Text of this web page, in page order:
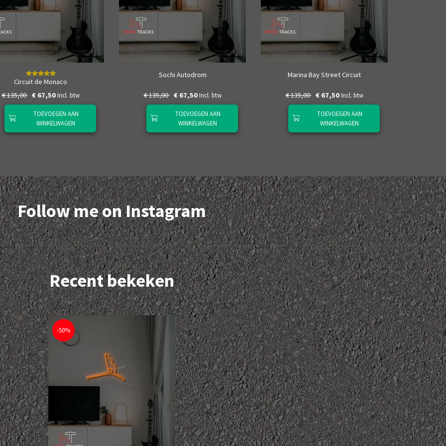
Circuit de Monaco
€ 135,00 € 67,50 Incl. btw
TOEVOEGEN AAN
WINKELWAGEN
Sochi Autodrom
€ 135,00 € 67,50 Incl. btw
TOEVOEGEN AAN
WINKELWAGEN
Marina Bay Street Circuit
€ 135,00 € 67,50 Incl. btw
TOEVOEGEN AAN
WINKELWAGEN
Follow me on Instagram
Recent bekeken
-50%